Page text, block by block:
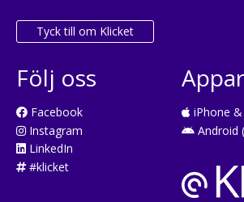
Tyck till om Klicket
Följ oss
Facebook
Instagram
LinkedIn
#klicket
Appar
iPhone
Android